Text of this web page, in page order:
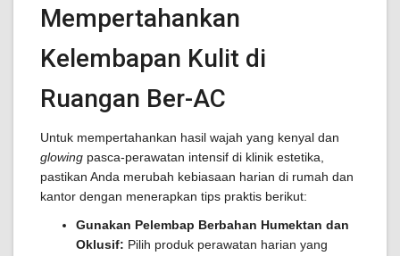
Mempertahankan
Kelembapan Kulit di
Ruangan Ber-AC
Untuk mempertahankan hasil wajah yang kenyal dan
glowing pasca-perawatan intensif di klinik estetika,
pastikan Anda merubah kebiasaan harian di rumah dan
kantor dengan menerapkan tips praktis berikut:
Gunakan Pelembap Berbahan Humektan dan
Oklusif: Pilih produk perawatan harian yang